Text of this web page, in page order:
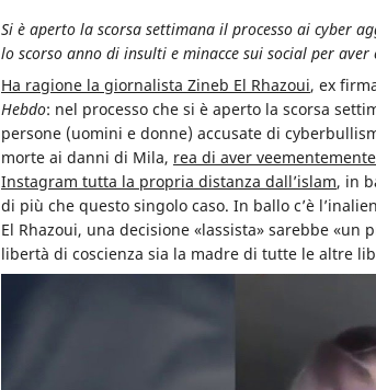
Si è aperto la scorsa settimana il processo ai cyber
lo scorso anno di insulti e minacce sui social per aver
Ha ragione la giornalista Zineb El Rhazoui, ex
Hebdo: nel processo che si è aperto la scorsa
persone (uomini e donne) accusate di
morte ai danni di Mila, rea di aver
Instagram tutta la propria distanza dall’islam, in
di più che questo singolo caso. In ballo c’è
El Rhazoui, una decisione «lassista» sarebbe
libertà di coscienza sia la madre di tutte le altre